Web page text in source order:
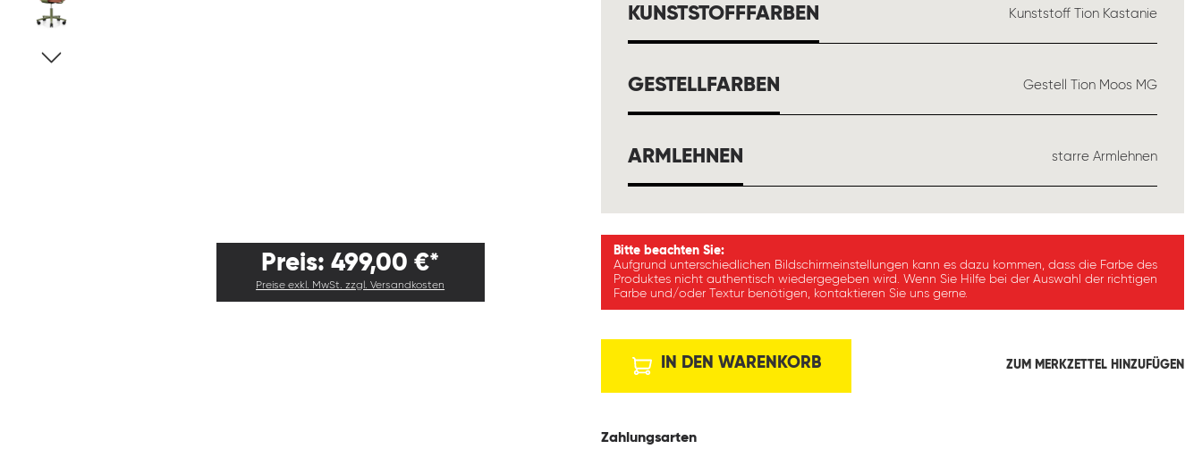
Preis: 499,00 €*
Preise exkl. MwSt. zzgl. Versandkosten
KUNSTSTOFFFARBEN Kunststoff Tion Kastanie
GESTELLFARBEN Gestell Tion Moos MG
ARMLEHNEN starre Armlehnen
Bitte beachten Sie:
Aufgrund unterschiedlichen Bildschirmeinstellungen kann es dazu kommen, dass die Farbe des
Produktes nicht authentisch wiedergegeben wird. Wenn Sie Hilfe bei der Auswahl der richtigen
Farbe und/oder Textur benötigen, kontaktieren Sie uns gerne.
IN DEN WARENKORB ZUM MERKZETTEL HINZUFÜGEN
Zahlungsarten